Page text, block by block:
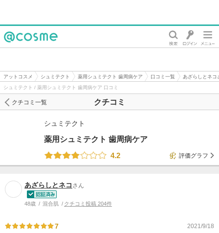
アットコスメ シュミテクト 薬用シュミテクト 歯周病ケア 口コミ一覧
あざらしとネコ
シュミテクト / 薬用シュミテクト 歯周病ケア 口コミ
クチコミ
クチコミ一覧
シュミテクト
薬用シュミテクト 歯周病ケア
4.2
評価グラフ
あざらしとネコ さん
48歳 混合肌 クチコミ投稿 204件
7 2021/9/18